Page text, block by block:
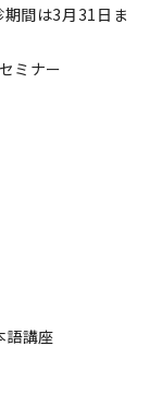
間は3月31日ま
ミナー
語講座